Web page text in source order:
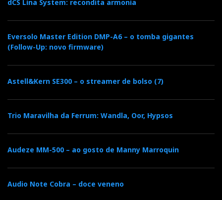
dCS Lina System: recondita armonia
Eversolo Master Edition DMP-A6 – o tomba gigantes
(Follow-Up: novo firmware)
Astell&Kern SE300 – o streamer de bolso (7)
Trio Maravilha da Ferrum: Wandla, Oor, Hypsos
Audeze MM-500 – ao gosto de Manny Marroquin
Audio Note Cobra – doce veneno